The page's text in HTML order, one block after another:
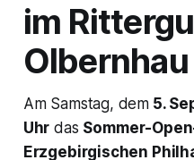
im
Olbernhau
Am Samstag, dem 5.
Uhr das Sommer-
Erzgebirgischen